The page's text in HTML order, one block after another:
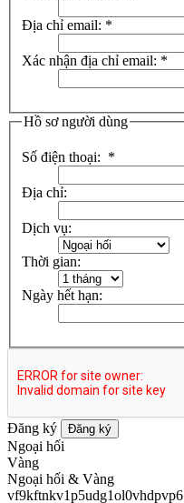
Địa chỉ email: *
Xác nhận địa chỉ email: *
Hồ sơ người dùng
Số điện thoại: *
Địa chỉ:
Dịch vụ:
Thời gian:
Ngày hết hạn:
Đăng ký Đăng ký
Ngoại hối
Vàng
Ngoại hối & Vàng
vf9kftnkv1p5udg1ol0vhdpvp6